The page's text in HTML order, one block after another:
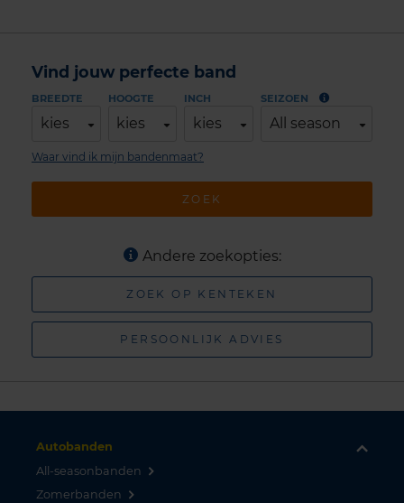
Vind jouw perfecte band
BREEDTE
kies
HOOGTE
kies
INCH
kies
SEIZOEN
All season
ZOEK
Waar vind ik mijn bandenmaat?
Andere zoekopties:
ZOEK OP KENTEKEN
PERSOONLIJK ADVIES
Autobanden
All-seasonbanden
Zomerbanden